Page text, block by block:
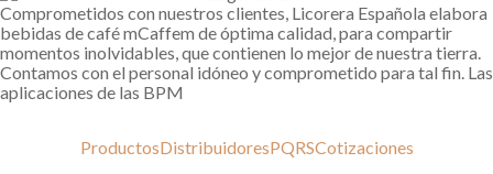
Comprometidos con nuestros clientes, Licorera Española elabora
bebidas de café mCaffem de óptima calidad, para compartir
momentos inolvidables, que contienen lo mejor de nuestra tierra.
Contamos con el personal idóneo y comprometido para tal fin. Las
aplicaciones de las BPM
ProductosDistribuidoresPQRSCotizaciones